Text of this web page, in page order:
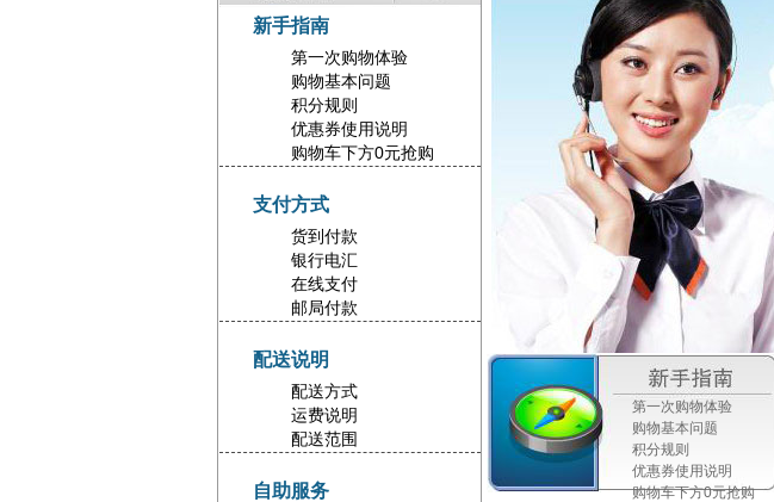
新手指南
第一次购物体验
购物基本问题
积分规则
优惠券使用说明
购物车下方0元抢购
支付方式
货到付款
银行电汇
在线支付
邮局付款
配送说明
配送方式
运费说明
配送范围
自助服务
第一次购物体验
购物基本问题
积分规则
优惠券使用说明
购物车下方0元抢购